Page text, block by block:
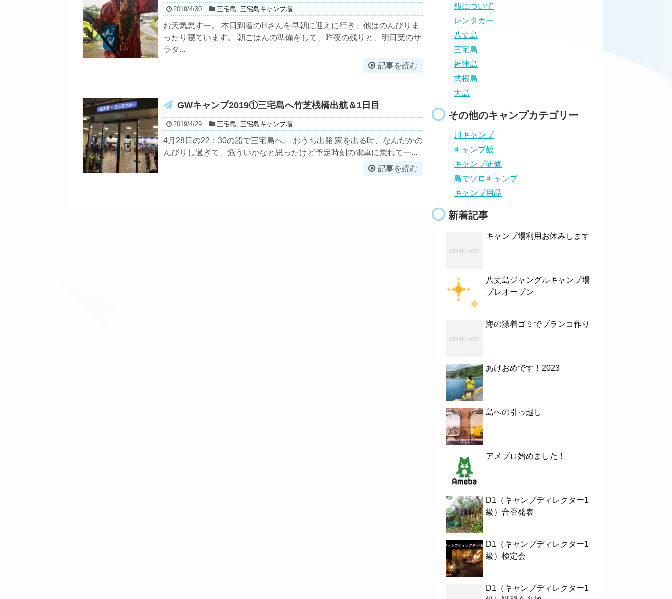
2019/4/30 三宅島, 三宅島キャンプ場
お天気悪すー。 本日到着のHさんを早朝に迎えに行き、他はのんびりま
ったり寝ています。 朝ごはんの準備をして、昨夜の残りと、明日葉のサ
ラダ...
記事を読む
GWキャンプ2019①三宅島へ竹芝桟橋出航＆1日目
2019/4/29 三宅島, 三宅島キャンプ場
4月28日の22：30の船で三宅島へ。 おうち出発 家を出る時、なんだかの
んびりし過ぎて、危ういかなと思ったけど予定時刻の電車に乗れて一...
記事を読む
船について
レンタカー
八丈島
三宅島
神津島
式根島
大島
その他のキャンプカテゴリー
川キャンプ
キャンプ飯
キャンプ研修
島でソロキャンプ
キャンプ用品
新着記事
キャンプ場利用お休みします
八丈島ジャングルキャンプ場
プレオープン
海の漂着ゴミでブランコ作り
あけおめです！2023
島への引っ越し
アメブロ始めました！
D1（キャンプディレクター1
級）合否発表
D1（キャンプディレクター1
級）検定会
D1（キャンプディレクター1